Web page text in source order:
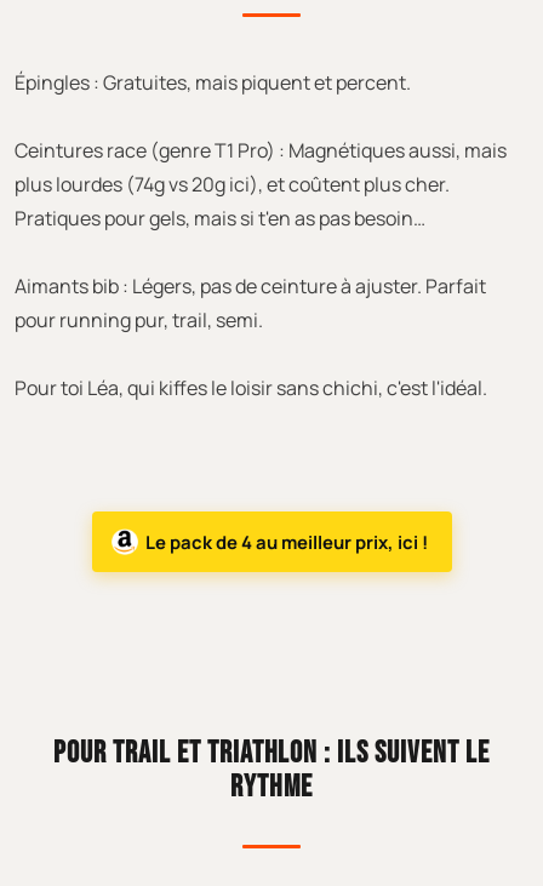
Épingles : Gratuites, mais piquent et percent.
Ceintures race (genre T1 Pro) : Magnétiques aussi, mais
plus lourdes (74g vs 20g ici), et coûtent plus cher.
Pratiques pour gels, mais si t'en as pas besoin…
Aimants bib : Légers, pas de ceinture à ajuster. Parfait
pour running pur, trail, semi.
Pour toi Léa, qui kiffes le loisir sans chichi, c'est l'idéal.
Le pack de 4 au meilleur prix, ici !
POUR TRAIL ET TRIATHLON : ILS SUIVENT LE
RYTHME